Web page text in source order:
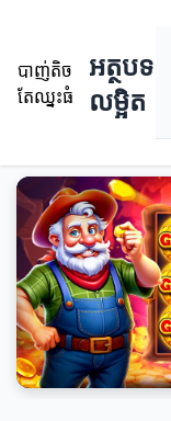
បាញ់តិច
តែឈ្នះធំ
អត្ថបទ
លម្អិត